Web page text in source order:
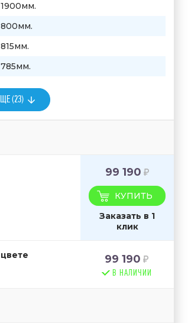
1900мм.
800мм.
815мм.
785мм.
(23)
99 190
КУПИТЬ
Заказать в 1
клик
99 190
В НАЛИЧИИ